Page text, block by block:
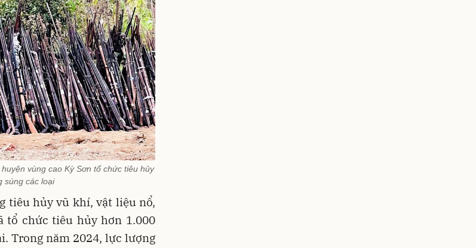
vùng cao Kỳ Sơn tổ chức tiêu hủy
súng các loại
tiêu hủy vũ khí, vật liệu nổ,
tổ chức tiêu hủy hơn 1.000
Trong năm 2024, lực lượng